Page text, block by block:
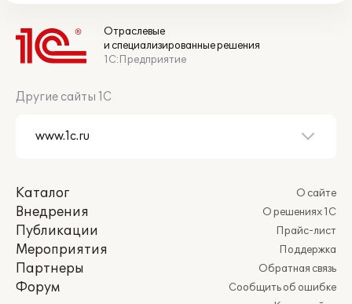
Отраслевые
и специализированные решения
1С:Предприятие
Другие сайты 1С
Каталог
Внедрения
Публикации
Мероприятия
Партнеры
Форум
О сайте
О решениях 1С
Прайс-лист
Поддержка
Обратная связь
Сообщить об ошибке